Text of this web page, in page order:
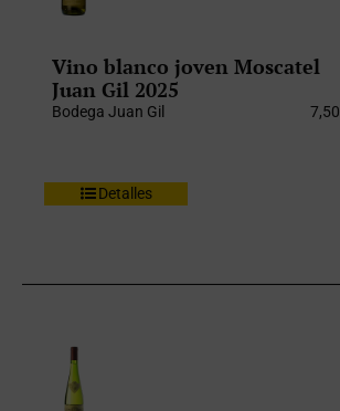
Vino blanco joven Moscatel
Juan Gil 2025
Bodega Juan Gil 7,50
Detalles